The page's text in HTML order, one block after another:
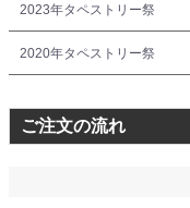
2023年タペストリー祭
2020年タペストリー祭
ご注文の流れ